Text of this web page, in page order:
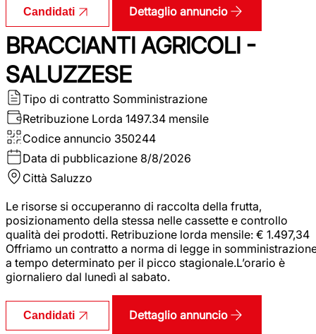
Candidati Dettaglio annuncio
BRACCIANTI AGRICOLI -
SALUZZESE
Tipo di contratto Somministrazione
Retribuzione Lorda 1497.34 mensile
Codice annuncio 350244
Data di pubblicazione 8/8/2026
Città Saluzzo
Le risorse si occuperanno di raccolta della frutta,
posizionamento della stessa nelle cassette e controllo
qualità dei prodotti. Retribuzione lorda mensile: € 1.497,34
Offriamo un contratto a norma di legge in
a tempo determinato per il picco stagionale.L’orario è
giornaliero dal lunedì al sabato.
Candidati Dettaglio annuncio